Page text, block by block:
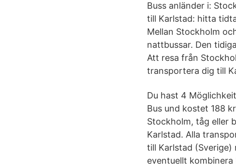
Buss anländer i:
till Karlstad: hitta
Mellan Stockholm
nattbussar. Den
Att resa från
transportera dig till
Du hast 4
Bus und kostet 188
Stockholm, tåg eller
Karlstad. Alla
till Karlstad
eventuellt